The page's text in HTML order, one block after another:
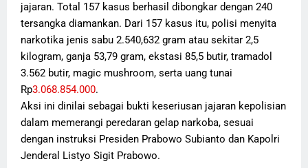
jajaran. Total 157 kasus berhasil dibongkar dengan 240
tersangka diamankan. Dari 157 kasus itu, polisi menyita
narkotika jenis sabu 2.540,632 gram atau sekitar 2,5
kilogram, ganja 53,79 gram, ekstasi 85,5 butir, tramadol
3.562 butir, magic mushroom, serta uang tunai
Rp3.068.854.000.
Aksi ini dinilai sebagai bukti keseriusan jajaran kepolisian
dalam memerangi peredaran gelap narkoba, sesuai
dengan instruksi Presiden Prabowo Subianto dan Kapolri
Jenderal Listyo Sigit Prabowo.